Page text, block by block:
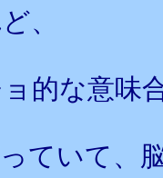
、
的な意味
ていて、